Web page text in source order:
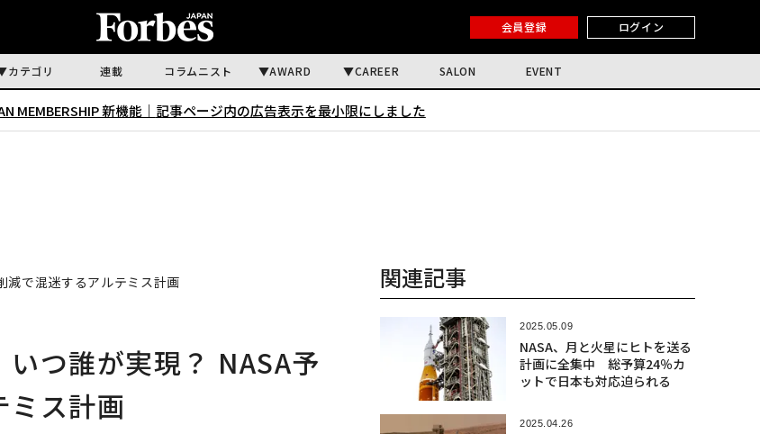
会員登録 ログイン
カテゴリ 連載 コラムニスト AWARD CAREER SALON EVENT
MEMBERSHIP 新機能｜ 記事ページ内の広告表示を最小限にしました
減で混迷するアルテミス計画
つ誰が実現？ NASA予
ス計画
関連記事
2025.05.09
NASA、月と火星にヒトを送る
計画に全集中 総予算24％カ
ットで日本も対応迫られる
2025.04.26